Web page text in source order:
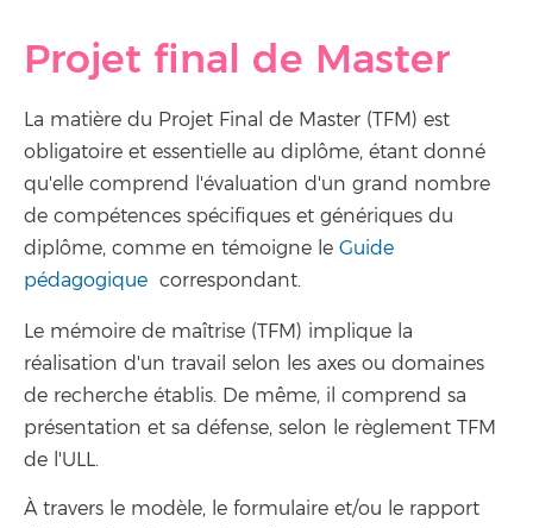
Projet final de Master
La matière du Projet Final de Master (TFM) est
obligatoire et essentielle au diplôme, étant donné
qu'elle comprend l'évaluation d'un grand nombre
de compétences spécifiques et génériques du
diplôme, comme en témoigne le Guide
pédagogique correspondant.
Le mémoire de maîtrise (TFM) implique la
réalisation d'un travail selon les axes ou domaines
de recherche établis. De même, il comprend sa
présentation et sa défense, selon le règlement TFM
de l'ULL.
À travers le modèle, le formulaire et/ou le rapport